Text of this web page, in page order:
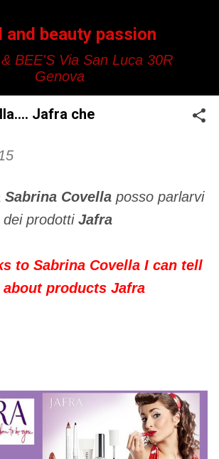
and beauty passion
BEE'S Via San Luca 30R
Genova
Jafra che
Sabrina Covellaposso parlarvi
dei prodotti Jafra
to Sabrina Covella I can tell
about products Jafra